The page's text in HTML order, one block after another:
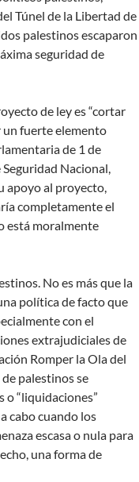
Túnel de la Libertad de
palestinos escaparon
seguridad de
de ley es “cortar
un fuerte elemento
de 1 de
Nacional,
apoyo al proyecto,
completamente el
está moralmente
No es más que la
política de facto que
con el
extrajudiciales de
Romper la Ola del
palestinos se
o “liquidaciones”
cabo cuando los
escasa o nula para
una forma de